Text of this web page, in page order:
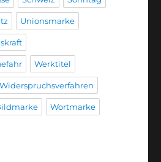
Unionsmarke
Werktitel
Widerspruchsverfahren
Wortmarke